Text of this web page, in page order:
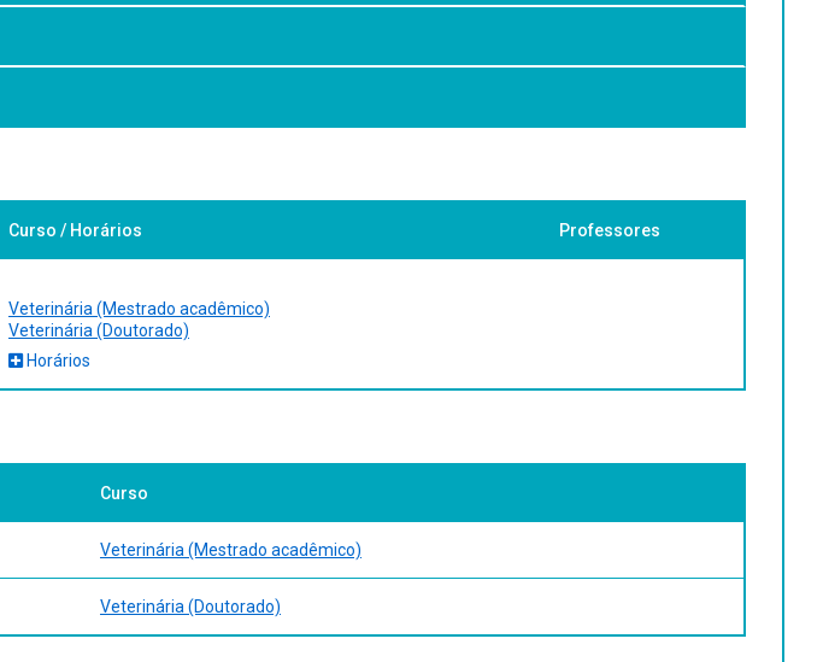
Curso / Horários Professores
Veterinária (Mestrado acadêmico)
Veterinária (Doutorado)
Horários
Curso
Veterinária (Mestrado acadêmico)
Veterinária (Doutorado)